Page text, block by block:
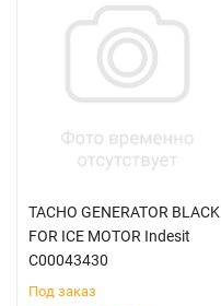
TACHO GENERATOR BLACK
FOR ICE MOTOR Indesit
C00043430
Под заказ